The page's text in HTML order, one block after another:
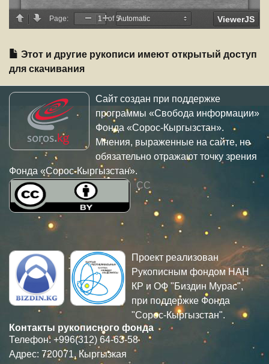
Этот и другие рукописи имеют открытый доступ
для скачивания
Сайт создан при поддержке
программы «Свобода информации»
Фонда «Сорос-Кыргызстан».
Мнения, выраженные на сайте, не
обязательно отражают точку зрения
Фонда «Сорос-Кыргызстан».
CC
Проект реализован
Рукописным фондом НАН
КР и ОФ "Биздин Мурас",
при поддержке Фонда
"Сорос-Кыргызстан".
Контакты рукописного фонда
Телефон: +996(312) 64-63-58
Адрес: 720071, Кыргызкая